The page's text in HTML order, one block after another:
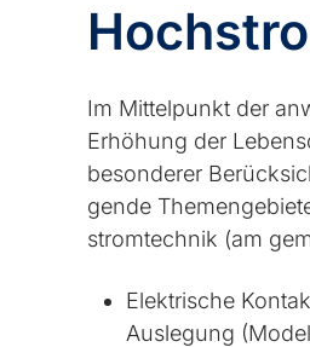
Im Mit­tel­punkt der
Erhöhung der
be­son­de­rer
gen­de
strom­tech­nik (am
Elek­tri­sche
Aus­le­gung